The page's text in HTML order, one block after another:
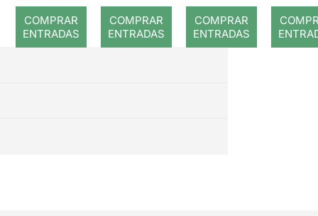
COMPRAR
ENTRADAS
COMPRAR
ENTRADAS
COMPRAR
ENTRADAS